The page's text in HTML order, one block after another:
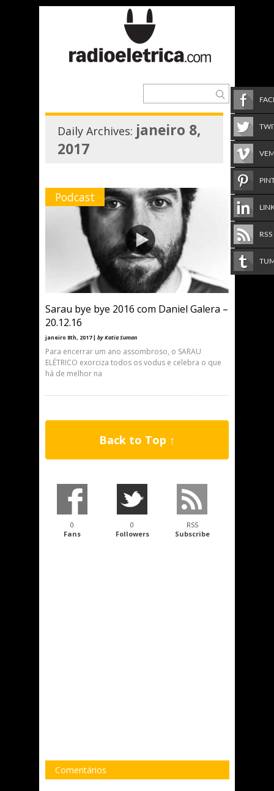
Daily Archives: janeiro 8,
2017
Podcast
Sarau bye bye 2016 com Daniel Galera –
20.12.16
janeiro 8th, 2017 | by Katia Suman
Para encerrar um ano assombroso, o SARAU
ELÉTRICO exorciza todos os vodus e celebra o que
há de melhor na
Back to Top ↑
0
Fans
0
Followers
RSS
Subscribe
Comentários
RSS